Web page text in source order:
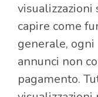
visualizzazioni
capire come
generale,
annunci non
pagamento.